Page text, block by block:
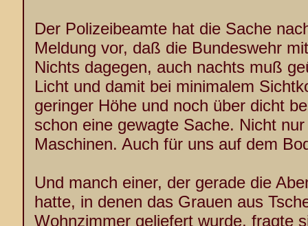
Der Polizeibeamte hat die Sache
Meldung vor, daß die Bundeswehr
Nichts dagegen, auch nachts muß
Licht und damit bei minimalem
geringer Höhe und noch über dicht
schon eine gewagte Sache. Nicht
Maschinen. Auch für uns auf dem
Und manch einer, der gerade die
hatte, in denen das Grauen aus
Wohnzimmer geliefert wurde, fragte